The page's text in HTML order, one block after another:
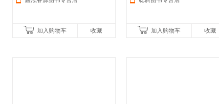
加入购物车 收藏 加入购物车 收藏